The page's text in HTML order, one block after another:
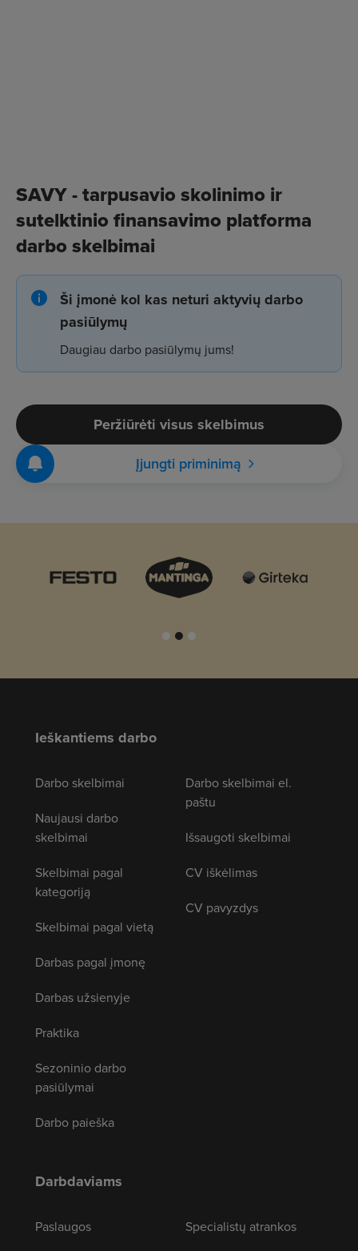
SAVY - tarpusavio skolinimo ir
sutelktinio finansavimo platforma
darbo skelbimai
Ši įmonė kol kas neturi aktyvių darbo
pasiūlymų
Daugiau darbo pasiūlymų jums!
Peržiūrėti visus skelbimus
Įjungti priminimą
Ieškantiems darbo
Darbo skelbimai
Naujausi darbo
skelbimai
Skelbimai pagal
kategoriją
Skelbimai pagal vietą
Darbas pagal įmonę
Darbas užsienyje
Praktika
Sezoninio darbo
pasiūlymai
Darbo paieška
Darbo skelbimai el.
paštu
Išsaugoti skelbimai
CV iškėlimas
CV pavyzdys
Darbdaviams
Paslaugos
Specialistų atrankos